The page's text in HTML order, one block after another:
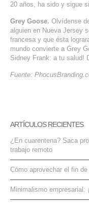
20 años, ha sido y sigue
Grey Goose. Olvídense
alguien en Nueva Jersey
francesa y que ésta
mundo convierte a Grey
Sidney Frank: a tu salud!
Fuente:
ARTÍCULOS RECIENTES
¿En cuarentena? Saca
trabajo remoto
Cómo aprovechar el fin
Minimalismo empresarial: